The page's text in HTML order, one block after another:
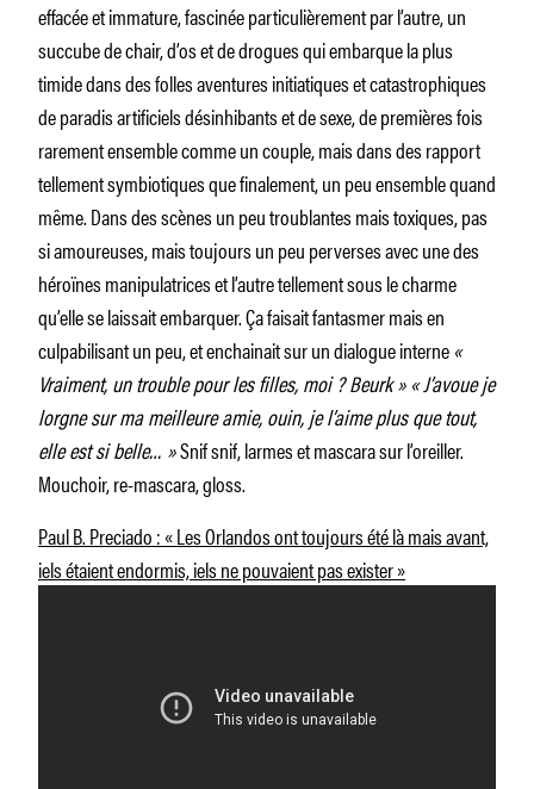
effacée et immature, fascinée particulièrement par l’autre, un
succube de chair, d’os et de drogues qui embarque la plus
timide dans des folles aventures initiatiques et catastrophiques
de paradis artificiels désinhibants et de sexe, de premières fois
rarement ensemble comme un couple, mais dans des rapport
tellement symbiotiques que finalement, un peu ensemble quand
même. Dans des scènes un peu troublantes mais toxiques, pas
si amoureuses, mais toujours un peu perverses avec une des
héroïnes manipulatrices et l’autre tellement sous le charme
qu’elle se laissait embarquer. Ça faisait fantasmer mais en
culpabilisant un peu, et enchainait sur un dialogue interne«
Vraiment, un trouble pour les filles, moi ? Beurk » « J’avoue je
lorgne sur ma meilleure amie, ouin, je l’aime plus que tout,
elle est si belle… »Snif snif, larmes et mascara sur l’oreiller.
Mouchoir, re-mascara, gloss.
Paul B. Preciado : « Les Orlandos ont toujours été là mais avant,
iels étaient endormis, iels ne pouvaient pas exister »